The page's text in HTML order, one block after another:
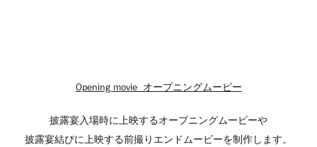
Opening movie オープニングムービー
披露宴入場時に上映するオープニングムービーや
披露宴結びに上映する前撮りエンドムービーを制作します。